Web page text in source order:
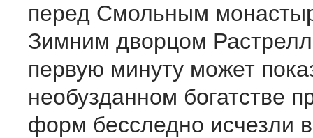
перед Смольным
Зимним дворцом
первую минуту может
необузданном богатстве
форм бесследно исчезли